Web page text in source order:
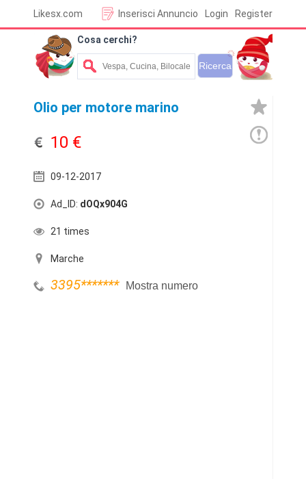
Likesx.com Login Register
Inserisci Annuncio
Cosa cerchi?
Olio per motore marino
10 €
09-12-2017
Ad_ID: dOQx904G
21 times
Marche
3395******* Mostra numero